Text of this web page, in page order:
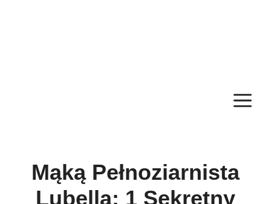
Mąką Pełnoziarnista
Lubella: 1 Sekretny